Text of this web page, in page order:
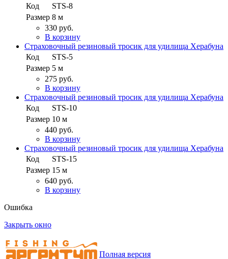
Код
STS-8
Размер 8 м
330 руб.
В корзину
Страховочный резиновый тросик для удилища Херабуна
Код
STS-5
Размер 5 м
275 руб.
В корзину
Страховочный резиновый тросик для удилища Херабуна
Код
STS-10
Размер 10 м
440 руб.
В корзину
Страховочный резиновый тросик для удилища Херабуна
Код
STS-15
Размер 15 м
640 руб.
В корзину
Ошибка
Закрыть окно
Полная версия